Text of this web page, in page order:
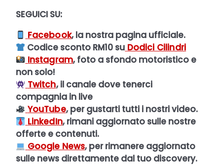
SEGUICI SU:
Facebook, la nostra pagina ufficiale.
Codice sconto RM10 su Dodici Cilindri
Instagram, foto a sfondo motoristico e
non solo!
Twitch, il canale dove tenerci
compagnia in live
YouTube, per gustarti tutti i nostri video.
LinkedIn, rimani aggiornato sulle nostre
offerte e contenuti.
Google News, per rimanere aggiornato
sulle news direttamente dal tuo discovery.